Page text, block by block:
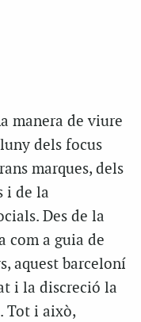
manera de viure
dels focus
marques, dels
i de la
Des de la
com a guia de
aquest barceloní
i la discreció la
Tot i això,